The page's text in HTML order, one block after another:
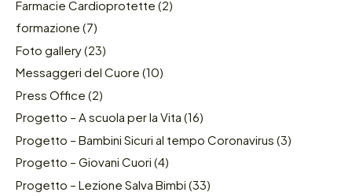
Farmacie Cardioprotette (2)
formazione (7)
Foto gallery(23)
Messaggeri del Cuore (10)
Press Office (2)
Progetto – A scuola per la Vita (16)
Progetto – Bambini Sicuri al tempo Coronavirus (3)
Progetto – Giovani Cuori (4)
Progetto – Lezione Salva Bimbi (33)